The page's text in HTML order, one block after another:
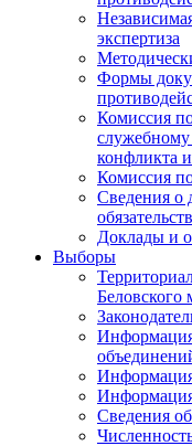
экспертиза
Формы
Комиссия
конфликта
Комиссия
Сведения о
Доклады и
Выборы
Беловского
Сведения